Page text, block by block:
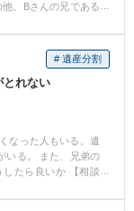
、Bさんの兄である
資金として1500万円
、Aさんの経営してい
いませんでした。そ
兄のCさんは「俺が
前は、生前から父か
でもう十分だ。」と
議に耐えかねて、ど
律事務所に相談にき
関する事情を弁護士
った点では感謝して
# 遺産分割
とれない
なった人もいる。遺
いる。 また、兄弟の
たら良いか 【相談
成年後見の申立を行